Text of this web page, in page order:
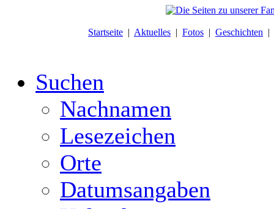
Startseite | Aktuelles | Fotos | Geschichten |
Suchen
Nachnamen
Lesezeichen
Orte
Datumsangaben